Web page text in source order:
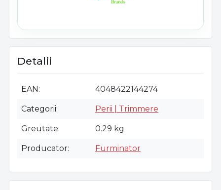
Detalii
EAN 4048422144274
Categorii Perii | Trimmere
Greutate 0.29 kg
Producator Furminator